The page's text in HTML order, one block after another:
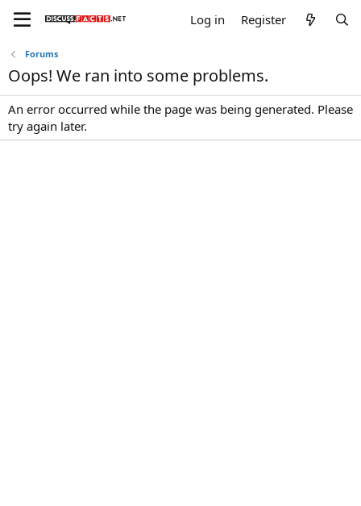
Log in Register
Forums
Oops! We ran into some problems.
An error occurred while the page was being generated. Please
try again later.